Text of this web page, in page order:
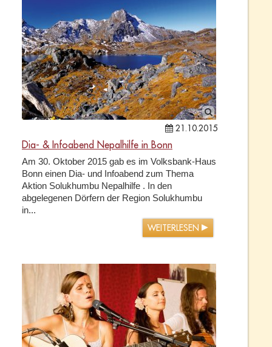
21.10.2015
Dia- & Infoabend Nepalhilfe in Bonn
Am 30. Oktober 2015 gab es im Volksbank-Haus
Bonn einen Dia- und Infoabend zum Thema
Aktion Solukhumbu Nepalhilfe . In den
abgelegenen Dörfern der Region Solukhumbu
in...
WEITERLESEN